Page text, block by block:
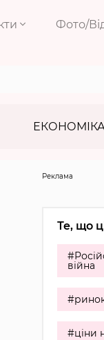
Фото/
Реклама
Те, що
війна
#ціни